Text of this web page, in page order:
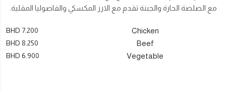
مع الصلصة الحارة والجبنة تقدم مع الارز المكسكي والفاصوليا المقلية.
Chicken
BHD 7.200
Beef
BHD 8.250
Vegetable
BHD 6.900